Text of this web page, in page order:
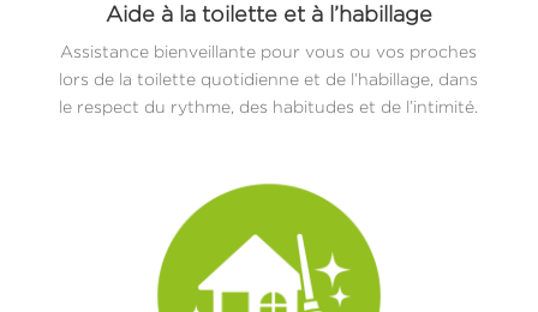
Aide à la toilette et à l’habillage
Assistance bienveillante pour vous ou vos proches
lors de la toilette quotidienne et de l’habillage, dans
le respect du rythme, des habitudes et de l’intimité.